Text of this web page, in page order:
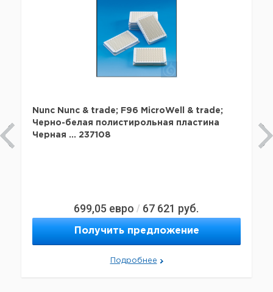
Nunc Nunc & trade; F96 MicroWell & trade;
Черно-белая полистирольная пластина
Черная ... 237108
699,05 евро / 67 621 руб.
Получить предложение
Подробнее